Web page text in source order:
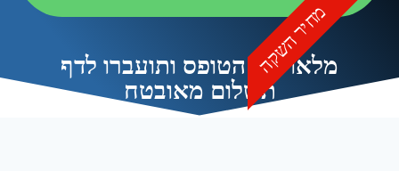
מחיר השקה
מלאו את הטופס ותועברו לדף
תשלום מאובטח